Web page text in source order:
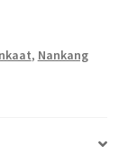
, Nankang